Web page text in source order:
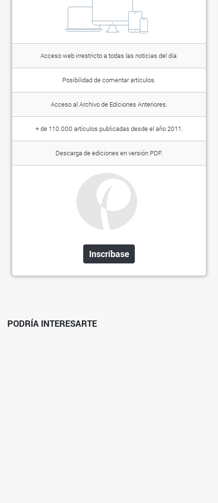
Acceso web irrestricto a todas las noticias del día.
Posibilidad de comentar artículos.
Acceso al Archivo de Ediciones Anteriores.
+ de 110.000 artículos publicadas desde el año 2011.
Descarga de ediciones en versión PDF.
Inscríbase
PODRÍA INTERESARTE